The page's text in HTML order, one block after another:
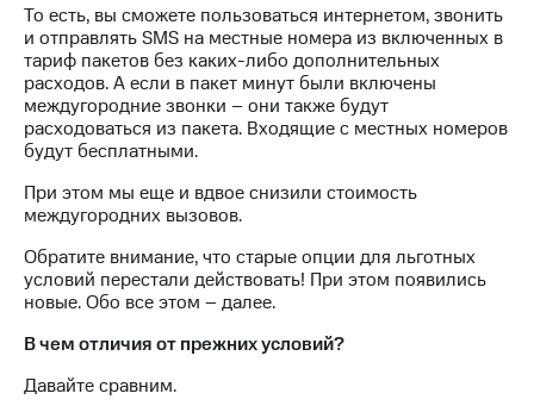
Услуги
Роуминг
Семейная
группа
Заказать
SIM-
карту
Оформить
карта
Скидка 30%
на связь
Тарифы
RED,
РИИЛ
Супер
дешевле
оплате
с карты
МТС
То есть, вы сможете пользоваться интернетом, звонить
и отправлять SMS на местные номера из включенных в
тариф пакетов без каких-либо дополнительных
расходов. А если в пакет минут были включены
междугородние звонки – они также будут
расходоваться из пакета. Входящие с местных номеров
будут бесплатными.
При этом мы еще и вдвое снизили стоимость
междугородних вызовов.
Обратите внимание, что старые опции для льготных
условий перестали действовать! При этом появились
новые. Обо все этом – далее.
В чем отличия от прежних условий?
Давайте сравним.